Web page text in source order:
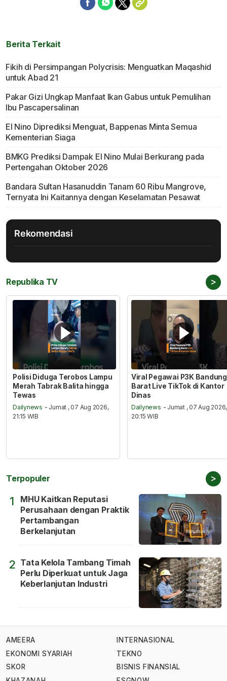
Berita Terkait
Fikih di Persimpangan Polycrisis: Menguatkan Maqashid
untuk Abad 21
Pakar Gizi Ungkap Manfaat Ikan Gabus untuk Pemulihan
Ibu Pascapersalinan
El Nino Diprediksi Menguat, Bappenas Minta Semua
Kementerian Siaga
BMKG Prediksi Dampak El Nino Mulai Berkurang pada
Pertengahan Oktober 2026
Bandara Sultan Hasanuddin Tanam 60 Ribu Mangrove,
Ternyata Ini Kaitannya dengan Keselamatan Pesawat
Rekomendasi
Republika TV >
Polisi Diduga Terobos Lampu
Merah Tabrak Balita hingga
Tewas
Dailynews - Jumat , 07 Aug 2026,
21:15 WIB
Viral Pegawai P3K Bandung
Barat Live TikTok di Kantor
Dinas
Dailynews - Jumat , 07 Aug 2026,
20:15 WIB
Terpopuler >
1
MHU Kaitkan Reputasi
Perusahaan dengan Praktik
Pertambangan
Berkelanjutan
2 Tata Kelola Tambang Timah
Perlu Diperkuat untuk Jaga
Keberlanjutan Industri
AMEERA
EKONOMI SYARIAH
SKOR
INTERNASIONAL
TEKNO
BISNIS FINANSIAL